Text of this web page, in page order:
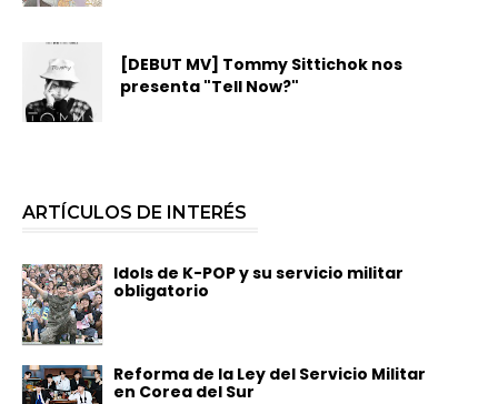
[DEBUT MV] Tommy Sittichok nos
presenta "Tell Now?"
ARTÍCULOS DE INTERÉS
Idols de K-POP y su servicio militar
obligatorio
Reforma de la Ley del Servicio Militar
en Corea del Sur